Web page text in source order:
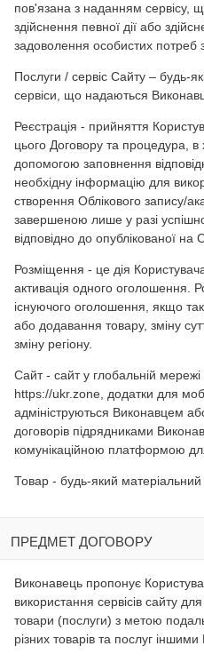
пов'язана з наданням сервісу,
здійснення певної дії або
задоволення особистих потреб
Послуги / сервіс Сайту – будь-
сервіси, що надаються
Реєстрація - прийняття
цього Договору та процедура, в
допомогою заповнення
необхідну інформацію для
створення Облікового запису/
завершеною лише у разі
відповідно до опублікованої на
Розміщення - це дія
активація одного оголошення.
існуючого оголошення, якщо
або додавання товару, зміну
зміну регіону.
Сайт - сайт у глобальній
https://ukr.zone, додатки для
адмініструються Виконавцем
договорів підрядниками
комунікаційною платформою
Товар - будь-який матеріальний
ПРЕДМЕТ ДОГОВОРУ
Виконавець пропонує
використання сервісів сайту
товари (послуги) з метою
різних товарів та послуг